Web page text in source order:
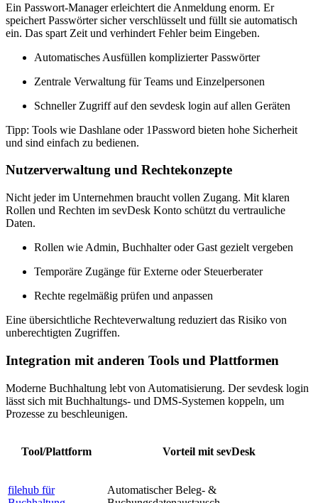
Ein Passwort-Manager erleichtert die Anmeldung enorm. Er
speichert Passwörter sicher verschlüsselt und füllt sie automatisch
ein. Das spart Zeit und verhindert Fehler beim Eingeben.
Automatisches Ausfüllen komplizierter Passwörter
Zentrale Verwaltung für Teams und Einzelpersonen
Schneller Zugriff auf den sevdesk login auf allen Geräten
Tipp: Tools wie Dashlane oder 1Password bieten hohe Sicherheit
und sind einfach zu bedienen.
Nutzerverwaltung und Rechtekonzepte
Nicht jeder im Unternehmen braucht vollen Zugang. Mit klaren
Rollen und Rechten im sevDesk Konto schützt du vertrauliche
Daten.
Rollen wie Admin, Buchhalter oder Gast gezielt vergeben
Temporäre Zugänge für Externe oder Steuerberater
Rechte regelmäßig prüfen und anpassen
Eine übersichtliche Rechteverwaltung reduziert das Risiko von
unberechtigten Zugriffen.
Integration mit anderen Tools und Plattformen
Moderne Buchhaltung lebt von Automatisierung. Der sevdesk login
lässt sich mit Buchhaltungs- und DMS-Systemen koppeln, um
Prozesse zu beschleunigen.
Tool/Plattform Vorteil mit sevDesk
filehub für
Automatischer Beleg- &